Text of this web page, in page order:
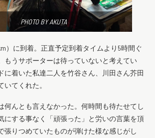
PHOTO BY AKUTA
）に到着。正直予定到着タイムより5時間ぐ
もうサポーターは待っていないと考えてい
に着いた私達二人を竹谷さん、川田さん芥田
いてくれた。
何んとも言えなかった。何時間も待たせてし
にする事なく「頑張った」と労いの言葉を頂
張りつめていたものが弾けた様な感じがし